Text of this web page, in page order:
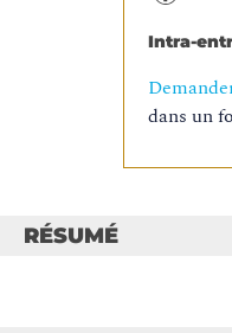
Intra-
dans un
RÉSUMÉ